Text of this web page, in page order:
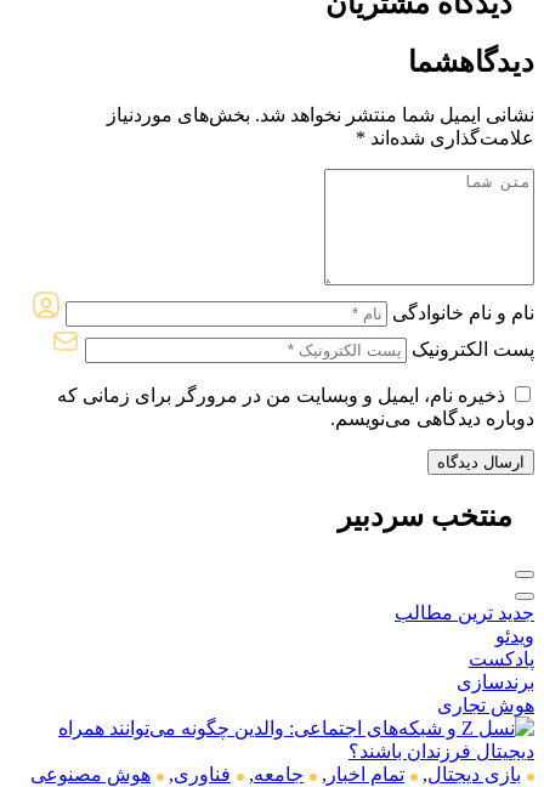
دیدگاهشما
نشانی ایمیل شما منتشر نخواهد شد. بخش‌های موردنیاز
علامت‌گذاری شده‌اند *
نام و نام خانوادگی
پست الکترونیک
ذخیره نام، ایمیل و وبسایت من در مرورگر برای زمانی که
دوباره دیدگاهی می‌نویسم.
منتخب سردبیر
جدید ترین مطالب
ویدئو
پادکست
برندسازی
هوش تجاری
بازی دیجتال, تمام اخبار , جامعه, فناوری,
هوش مصنوعی